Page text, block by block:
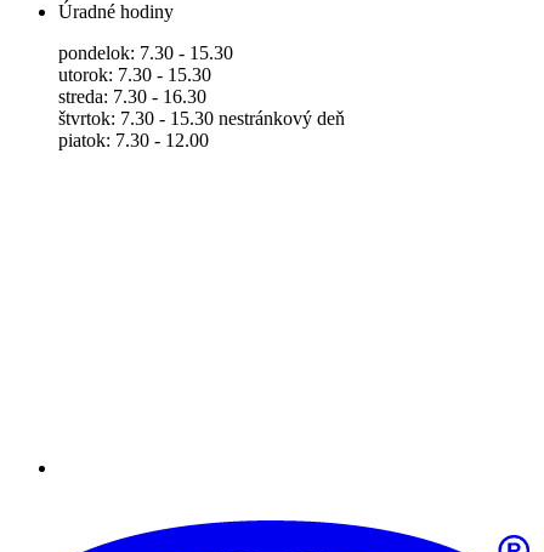
Úradné hodiny
pondelok: 7.30 - 15.30
utorok: 7.30 - 15.30
streda: 7.30 - 16.30
štvrtok: 7.30 - 15.30 nestránkový deň
piatok: 7.30 - 12.00